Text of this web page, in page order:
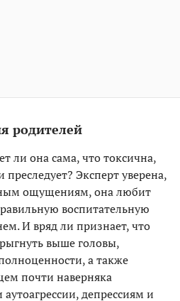
родителей
ли она сама, что токсична,
Эксперт уверена,
ощущениям, она любит
воспитательную
И вряд ли признает, что
выше головы,
а также
почти наверняка
депрессиям и